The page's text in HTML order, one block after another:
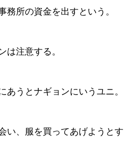
務所の資金を出すという。
は注意する。
あうとナギョンにいうユニ。
い、服を買ってあげようとす